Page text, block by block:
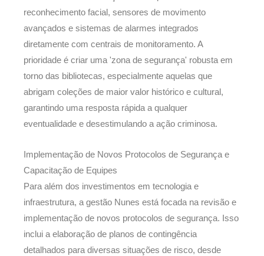
reconhecimento facial, sensores de movimento
avançados e sistemas de alarmes integrados
diretamente com centrais de monitoramento. A
prioridade é criar uma 'zona de segurança' robusta em
torno das bibliotecas, especialmente aquelas que
abrigam coleções de maior valor histórico e cultural,
garantindo uma resposta rápida a qualquer
eventualidade e desestimulando a ação criminosa.
Implementação de Novos Protocolos de Segurança e
Capacitação de Equipes
Para além dos investimentos em tecnologia e
infraestrutura, a gestão Nunes está focada na revisão e
implementação de novos protocolos de segurança. Isso
inclui a elaboração de planos de contingência
detalhados para diversas situações de risco, desde